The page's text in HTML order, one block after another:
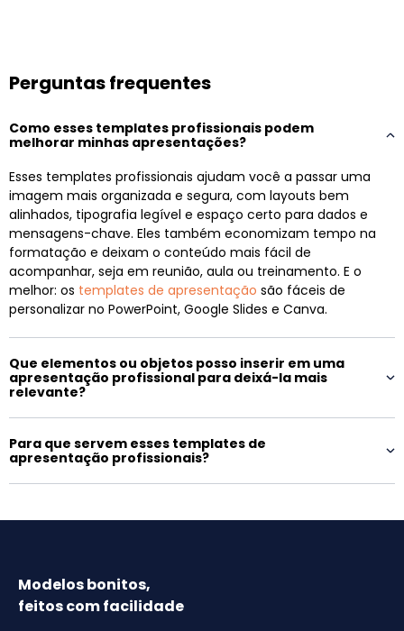
Perguntas frequentes
Como esses templates profissionais podem
melhorar minhas apresentações?
Esses templates profissionais ajudam você a passar uma
imagem mais organizada e segura, com layouts bem
alinhados, tipografia legível e espaço certo para dados e
mensagens-chave. Eles também economizam tempo na
formatação e deixam o conteúdo mais fácil de
acompanhar, seja em reunião, aula ou treinamento. E o
melhor: os templates de apresentação são fáceis de
personalizar no PowerPoint, Google Slides e Canva.
Que elementos ou objetos posso inserir em uma
apresentação profissional para deixá-la mais
relevante?
Para que servem esses templates de
apresentação profissionais?
Modelos bonitos,
feitos com facilidade